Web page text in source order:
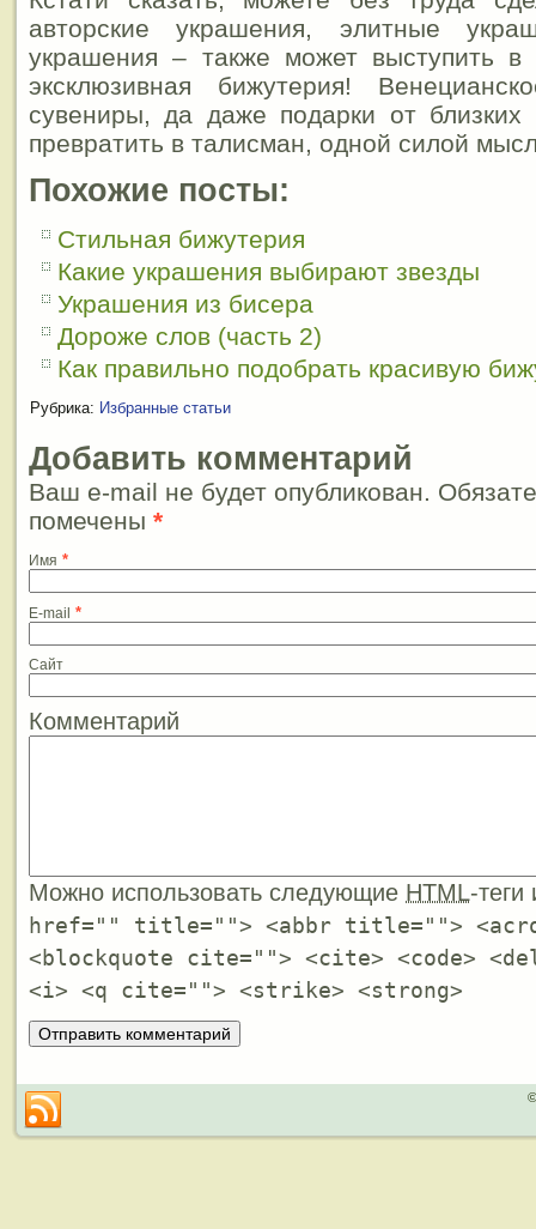
авторские украшения, элитные
украшения – также может выступить в
эксклюзивная бижутерия!
сувениры, да даже подарки от
превратить в талисман, одной силой
Похожие посты:
Стильная бижутерия
Какие украшения выбирают звезды
Украшения из бисера
Дороже слов (часть 2)
Как правильно подобрать красивую
Рубрика: Избранные статьи
Добавить комментарий
Ваш e-mail не будет опубликован.
помечены *
Имя *
E-mail *
Сайт
Комментарий
Можно использовать следующие HTML-
href="" title=""> <abbr title="">
<blockquote cite=""> <cite> <code>
<i> <q cite=""> <strike> <strong>